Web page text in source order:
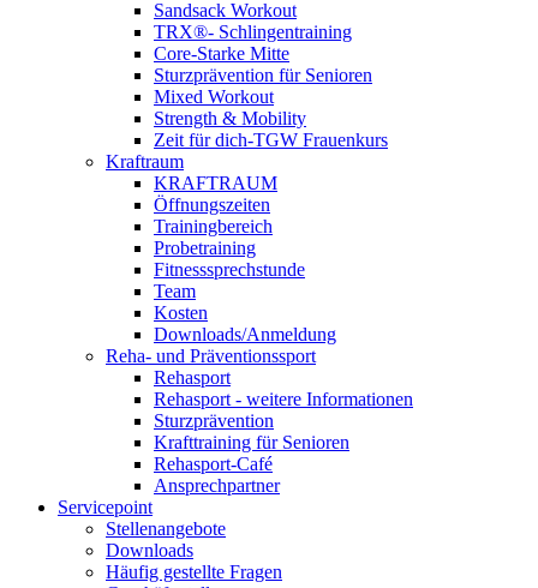
Sandsack Workout
TRX®- Schlingentraining
Core-Starke Mitte
Sturzprävention für Senioren
Mixed Workout
Strength & Mobility
Zeit für dich-TGW Frauenkurs
Kraftraum
KRAFTRAUM
Öffnungszeiten
Trainingbereich
Probetraining
Fitnesssprechstunde
Team
Kosten
Downloads/Anmeldung
Reha- und Präventionssport
Rehasport
Rehasport - weitere Informationen
Sturzprävention
Krafttraining für Senioren
Rehasport-Café
Ansprechpartner
Servicepoint
Stellenangebote
Downloads
Häufig gestellte Fragen